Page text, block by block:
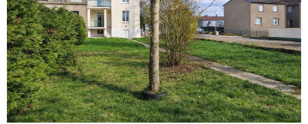
VOIR LE BIEN